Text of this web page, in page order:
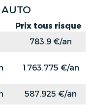
Prix tous risque
783.9 €/an
1763.775 €/an
587.925 €/an